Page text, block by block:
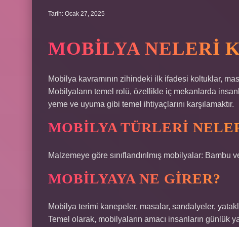
Tarih: Ocak 27, 2025
MOBILYA NELERI
Mobilya kavramının zihindeki ilk ifadesi koltuklar,
Mobilyaların temel rolü, özellikle iç mekanlarda
yeme ve uyuma gibi temel ihtiyaçlarını karşılamaktır.
MOBILYA TÜRLERI
Malzemeye göre sınıflandırılmış mobilyalar: Bambu
MOBILYAYA NE GIRER?
Mobilya terimi kanepeler, masalar, sandalyeler,
Temel olarak, mobilyaların amacı insanların günlük